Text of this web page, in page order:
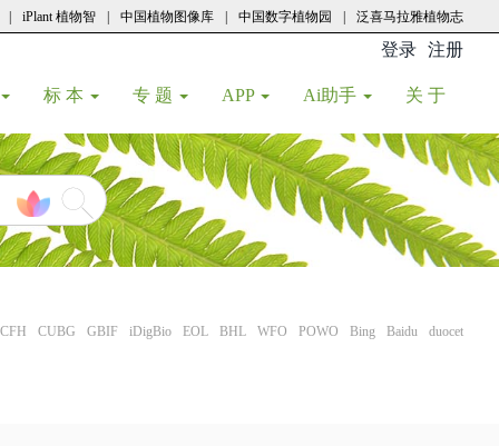
iPlant 植物智 中国植物图像库 中国数字植物园 泛喜马拉雅植物志
登录 注册
标 本 专 题 APP Ai助手 关 于
CFH CUBG GBIF iDigBio EOL BHL WFO POWO Bing Baidu duocet